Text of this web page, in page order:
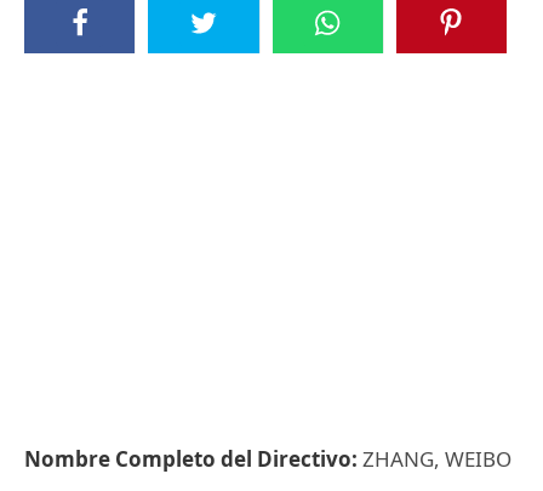
Nombre Completo del Directivo: ZHANG, WEIBO